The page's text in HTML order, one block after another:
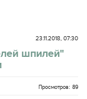
23.11.2018, 07:30
шпилей"
Просмотров: 89